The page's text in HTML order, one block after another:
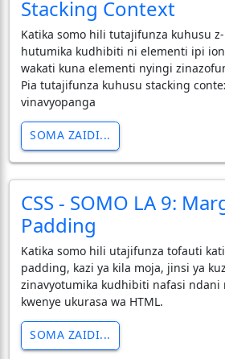
Stacking Context
Katika somo hili tutajifunza kuhusu
hutumika kudhibiti ni elementi ipi
wakati kuna elementi nyingi
Pia tutajifunza kuhusu stacking
vinavyopanga
SOMA ZAIDI...
CSS - SOMO LA 9:
Padding
Katika somo hili utajifunza tofauti
padding, kazi ya kila moja, jinsi ya
zinavyotumika kudhibiti nafasi ndani
kwenye ukurasa wa HTML.
SOMA ZAIDI...